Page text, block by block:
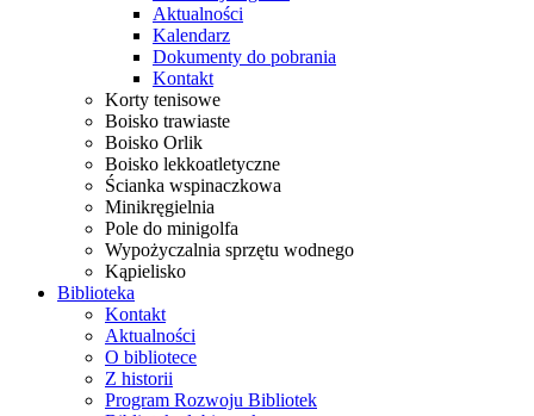
Aktualności
Kalendarz
Dokumenty do pobrania
Kontakt
Korty tenisowe
Boisko trawiaste
Boisko Orlik
Boisko lekkoatletyczne
Ścianka wspinaczkowa
Minikręgielnia
Pole do minigolfa
Wypożyczalnia sprzętu wodnego
Kąpielisko
Biblioteka
Kontakt
Aktualności
O bibliotece
Z historii
Program Rozwoju Bibliotek